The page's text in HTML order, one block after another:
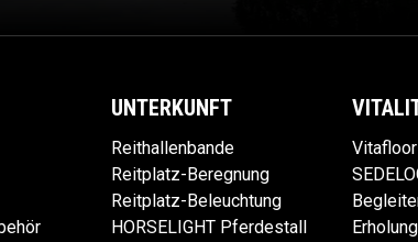
UNTERKUNFT
Reithallenbande
Reitplatz-Beregnung
Reitplatz-Beleuchtung
HORSELIGHT Pferdestall